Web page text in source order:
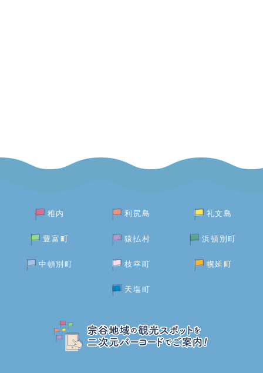
稚内 利尻島 礼文島
豊富町 猿払村 浜頓別町
中頓別町 枝幸町 幌延町
天塩町